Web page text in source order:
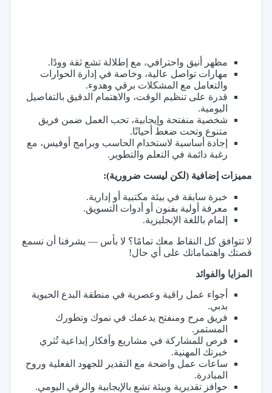
مظهر أنيق واحترافي، مع إطلالة تشع ثقة وودًا.
مهارات تواصل عالية، وخاصة في إدارة الحوارات
والتعامل مع المشكلات برقي وهدوء.
قدرة على تنظيم الوقت، والاهتمام الدقيق بالتفاصيل
اليومية.
شخصية منفتحة وإيجابية، تحب العمل ضمن فريق
متنوع وتحت ضغط أحيانًا.
إجادة أساسية لاستخدام الحاسب وبرامج أوفيس، مع
رغبة دائمة في التعلم والتطوير.
مميزات إضافية (لكن ليست ضرورية):
خبرة سابقة في بيئة مكتبية أو إدارية.
معرفة أولية بفنون أو أدوات التسويق.
إلمام باللغة الإنجليزية.
لا تتوافق كل النقاط معك تمامًا؟ لا بأس — يشرفنا أن نسمع
قصتك واهتماماتك على أي حال!
المزايا والفوائد
أجواء عمل راقية وعصرية في منطقة البدع الحيوية
بدبي.
فريق مرح ومنفتح يدعمك في نموك وتطورك
المستمر.
فرص للمشاركة في مشاريع وأفكار إبداعية تُثري
خبرتك المهنية.
ساعات عمل واضحة مع التقدير للجهود الفعلية وروح
المبادرة.
حوافز تقديرية وبيئة تشع بالإيجابية والرقي اليومي.